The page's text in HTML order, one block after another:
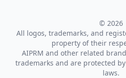
© 2026
All logos, trademarks, and
property of their
AIPRM and other related
trademarks and are protected
laws.